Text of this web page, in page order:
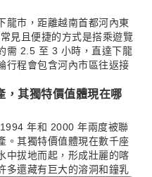
龍市，距離越南首都河內東
見且便捷的方式是搭乘遊覽
需 2.5 至 3 小時，直達下龍
行程會包含河內市區往返接
，其獨特價值體現在哪
年和 2000 年兩度被聯
。其獨特價值體現在數千座
中拔地而起，形成壯麗的喀
多還藏有巨大的溶洞和鐘乳